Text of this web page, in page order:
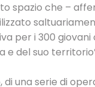
spazio che –
per i 300
e del suo
una serie di